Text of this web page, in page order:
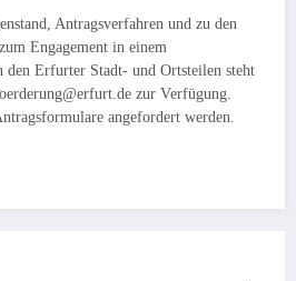
Antragsverfahren und zu den
Engagement in einem
den Erfurter Stadt- und Ortsteilen steht
zur Verfügung.
angefordert werden.